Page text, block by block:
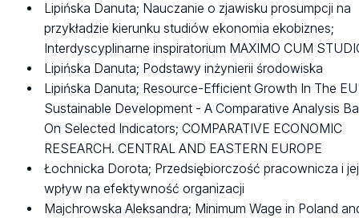
Lipińska Danuta; Nauczanie o zjawisku prosumpcji na
przykładzie kierunku studiów ekonomia ekobiznes;
Interdyscyplinarne inspiratorium MAXIMO CUM
Lipińska Danuta; Podstawy inżynierii środowiska
Lipińska Danuta; Resource-Efficient Growth In The
Sustainable Development - A Comparative Analysis
On Selected Indicators; COMPARATIVE ECONOMIC
RESEARCH. CENTRAL AND EASTERN EUROPE
Łochnicka Dorota; Przedsiębiorczość pracownicza i jej
wpływ na efektywność organizacji
Majchrowska Aleksandra; Minimum Wage in Poland